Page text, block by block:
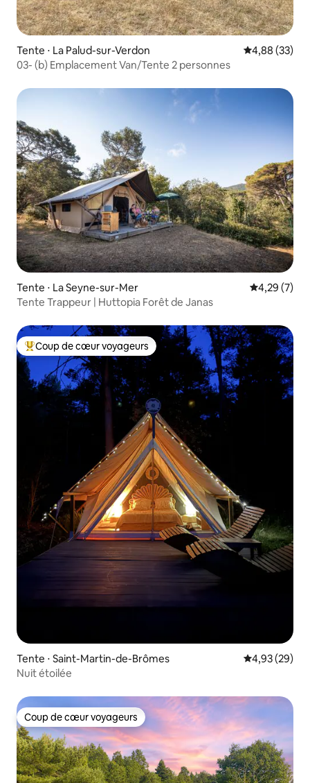
Tente ⋅ La Palud-sur-Verdon Évaluation
4,88 (33)
03- (b) Emplacement Van/Tente 2 personnes
Tente ⋅ La Seyne-sur-Mer Évaluation
4,29 (7)
Tente Trappeur | Huttopia Forêt de Janas
Coups de cœur voyageurs les plus appréciés
Coup de cœur voyageurs
Tente ⋅ Saint-Martin-de-Brômes Évaluation
4,93 (29)
Nuit étoilée
Coup de cœur voyageurs
Coup de cœur voyageurs